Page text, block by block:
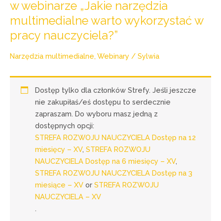
w webinarze „Jakie narzędzia
multimedialne warto wykorzystać w
pracy nauczyciela?”
Narzędzia multimedialne, Webinary / Sylwia
Dostęp tylko dla członków Strefy. Jeśli jeszcze
nie zakupiłaś/eś dostępu to serdecznie
zapraszam. Do wyboru masz jedną z
dostępnych opcji:
STREFA ROZWOJU NAUCZYCIELA Dostęp na 12
miesięcy – XV,STREFA ROZWOJU
NAUCZYCIELA Dostęp na 6 miesięcy – XV,
STREFA ROZWOJU NAUCZYCIELA Dostęp na 3
miesiące – XV orSTREFA ROZWOJU
NAUCZYCIELA – XV
.